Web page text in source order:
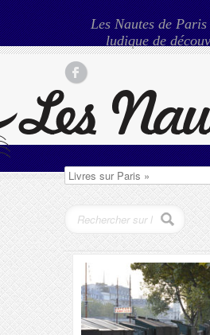
Les Nautes de
ludique de